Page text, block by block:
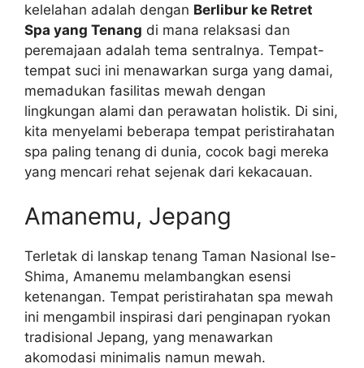
kelelahan adalah dengan Berlibur ke Retret
Spa yang Tenang di mana relaksasi dan
peremajaan adalah tema sentralnya. Tempat-
tempat suci ini menawarkan surga yang damai,
memadukan fasilitas mewah dengan
lingkungan alami dan perawatan holistik. Di sini,
kita menyelami beberapa tempat peristirahatan
spa paling tenang di dunia, cocok bagi mereka
yang mencari rehat sejenak dari kekacauan.
Amanemu, Jepang
Terletak di lanskap tenang Taman Nasional Ise-
Shima, Amanemu melambangkan esensi
ketenangan. Tempat peristirahatan spa mewah
ini mengambil inspirasi dari penginapan ryokan
tradisional Jepang, yang menawarkan
akomodasi minimalis namun mewah.